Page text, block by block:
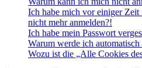
Ich habe mich vor einiger Zeit
nicht mehr anmelden?!
Ich habe mein Passwort
Warum werde ich automatisch
Wozu ist die „Alle Cookies